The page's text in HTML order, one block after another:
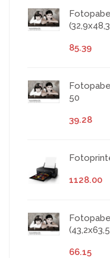
85.39
50
39.28
1128.00
66.15